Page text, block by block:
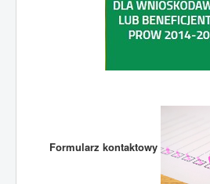
Formularz kontaktowy